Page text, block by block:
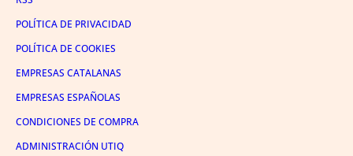
POLÍTICA DE PRIVACIDAD
POLÍTICA DE COOKIES
EMPRESAS CATALANAS
EMPRESAS ESPAÑOLAS
CONDICIONES DE COMPRA
ADMINISTRACIÓN UTIQ